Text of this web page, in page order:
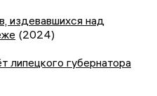
издевавшихся над
(2024)
липецкого губернатора